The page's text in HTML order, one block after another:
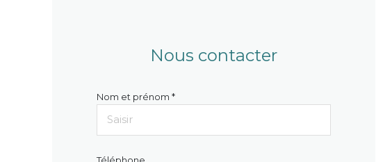
Nous contacter
Nom et prénom *
Téléphone